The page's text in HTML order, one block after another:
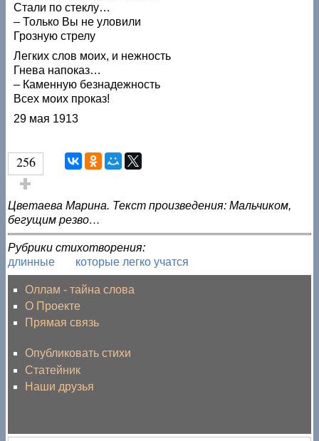
Стали по стеклу…
– Только Вы не уловили
Грозную стрелу
Легких слов моих, и нежность
Гнева напоказ…
– Каменную безнадежность
Всех моих проказ!
29 мая 1913
256
Голос за!
Цветаева Марина. Текст произведения: Мальчиком,
бегущим резво…
Рубрики стихотворения:
длинные
которые легко учатся
Оллам - тайна слова
О Проекте
Прямая связь
Опубликовать стихи
Статейник
Наши друзья